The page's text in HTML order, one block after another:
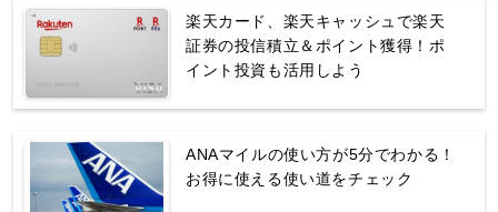
楽天カード、楽天キャッシュで楽天
証券の投信積立＆ポイント獲得！ポ
イント投資も活用しよう
ANAマイルの使い方が5分でわかる！
お得に使える使い道をチェック